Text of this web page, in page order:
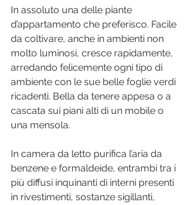
In assoluto una delle piante
d’appartamento che preferisco. Facile
da coltivare, anche in ambienti non
molto luminosi, cresce rapidamente,
arredando felicemente ogni tipo di
ambiente con le sue belle foglie verdi
ricadenti. Bella da tenere appesa o a
cascata sui piani alti di un mobile o
una mensola.
In camera da letto purifica l’aria da
benzene e formaldeide, entrambi tra i
più diffusi inquinanti di interni presenti
in rivestimenti, sostanze sigillanti,